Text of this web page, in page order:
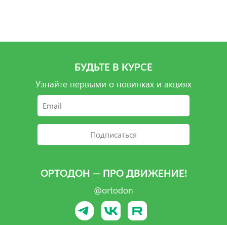
БУДЬТЕ В КУРСЕ
Узнайте первыми о новинках и акциях
Подписаться
ОРТОДОН — ПРО ДВИЖЕНИЕ!
@ortodon